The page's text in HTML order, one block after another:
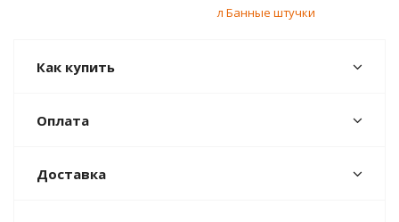
л Банные штучки
Как купить
Оплата
Доставка